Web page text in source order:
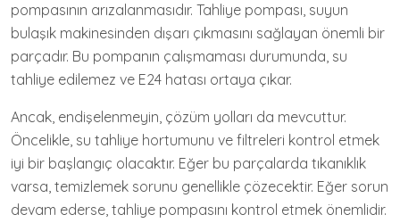
pompasının arızalanmasıdır. Tahliye pompası, suyun
bulaşık makinesinden dışarı çıkmasını sağlayan önemli bir
parçadır. Bu pompanın çalışmaması durumunda, su
tahliye edilemez ve E24 hatası ortaya çıkar.
Ancak, endişelenmeyin, çözüm yolları da mevcuttur.
Öncelikle, su tahliye hortumunu ve filtreleri kontrol etmek
iyi bir başlangıç olacaktır. Eğer bu parçalarda tıkanıklık
varsa, temizlemek sorunu genellikle çözecektir. Eğer sorun
devam ederse, tahliye pompasını kontrol etmek önemlidir.